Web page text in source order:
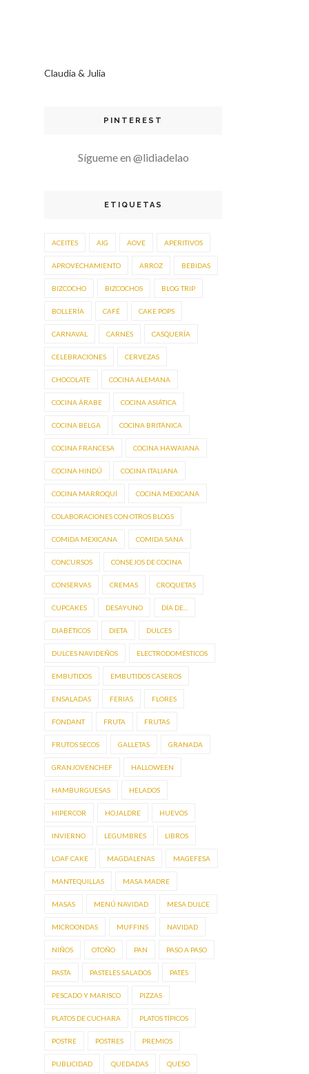
Claudia & Julia
PINTEREST
Sígueme en @lidiadelao
ETIQUETAS
ACEITES AIG AOVE APERITIVOS
APROVECHAMIENTO ARROZ BEBIDAS
BIZCOCHO BIZCOCHOS BLOG TRIP
BOLLERÍA CAFÉ CAKE POPS
CARNAVAL CARNES CASQUERÍA
CELEBRACIONES CERVEZAS
CHOCOLATE COCINA ALEMANA
COCINA ÁRABE COCINA ASIÁTICA
COCINA BELGA COCINA BRITÁNICA
COCINA FRANCESA COCINA HAWAIANA
COCINA HINDÚ COCINA ITALIANA
COCINA MARROQUÍ COCINA MEXICANA
COLABORACIONES CON OTROS BLOGS
COMIDA MEXICANA COMIDA SANA
CONCURSOS CONSEJOS DE COCINA
CONSERVAS CREMAS CROQUETAS
CUPCAKES DESAYUNO DÍA DE...
DIABÉTICOS DIETA DULCES
DULCES NAVIDEÑOS ELECTRODOMÉSTICOS
EMBUTIDOS EMBUTIDOS CASEROS
ENSALADAS FERIAS FLORES
FONDANT FRUTA FRUTAS
FRUTOS SECOS GALLETAS GRANADA
GRANJOVENCHEF HALLOWEEN
HAMBURGUESAS HELADOS
HIPERCOR HOJALDRE HUEVOS
INVIERNO LEGUMBRES LIBROS
LOAF CAKE MAGDALENAS MAGEFESA
MANTEQUILLAS MASA MADRE
MASAS MENÚ NAVIDAD MESA DULCE
MICROONDAS MUFFINS NAVIDAD
NIÑOS OTOÑO PAN PASO A PASO
PASTA PASTELES SALADOS PATÉS
PESCADO Y MARISCO PIZZAS
PLATOS DE CUCHARA PLATOS TÍPICOS
POSTRE POSTRES PREMIOS
PUBLICIDAD QUEDADAS QUESO